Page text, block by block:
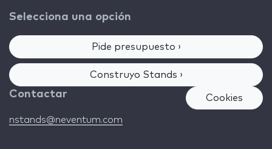
Selecciona una opción
Pide presupuesto ›
Construyo Stands ›
Contactar
nstands@neventum.com
Cookies